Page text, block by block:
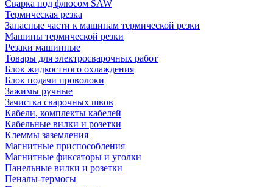
Сварка под флюсом SAW
Термическая резка
Запасные части к машинам термической резки
Машины термической резки
Резаки машинные
Товары для электросварочных работ
Блок жидкостного охлаждения
Блок подачи проволоки
Зажимы ручные
Зачистка сварочных швов
Кабели, комплекты кабелей
Кабельные вилки и розетки
Клеммы заземления
Магнитные приспособления
Магнитные фиксаторы и уголки
Панельные вилки и розетки
Пеналы-термосы